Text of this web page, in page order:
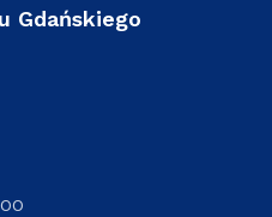
Gdańskiego